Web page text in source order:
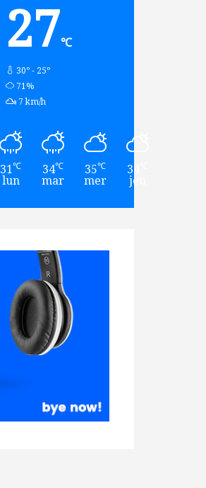
27℃
30º - 25º
humidity:
71%
wind:
7 km/h
31℃
lun
34℃
mar
35℃
mer
34
jeu